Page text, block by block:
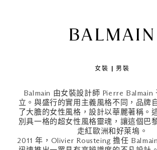
BALMAIN
女裝 | 男裝
Balmain 由女裝設計師 Pierre Balmain
立。與盛行的實用主義風格不同，品牌
了大膽的女性風格，設計以華麗著稱。
別具一格的超女性風格靈魂，讓這個巴
走紅歐洲和好萊塢。
2011 年，Olivier Rousteing 擔任